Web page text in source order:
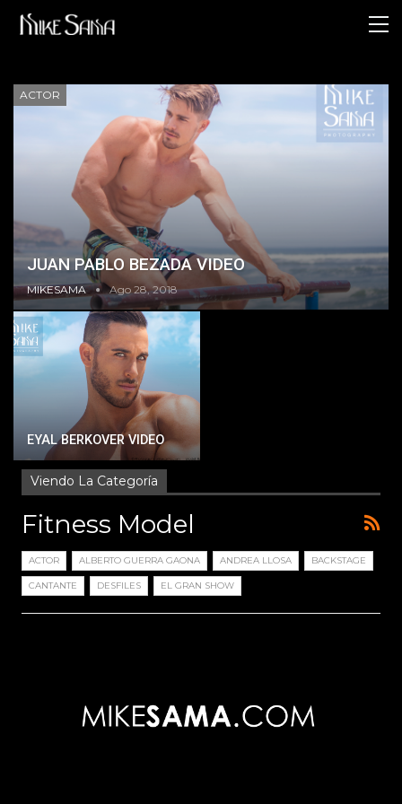
ACTOR
JUAN PABLO BEZADA VIDEO
MIKESAMA Ago 28, 2018
EYAL BERKOVER VIDEO
Viendo La Categoría
Fitness Model
ACTOR ALBERTO GUERRA GAONA ANDREA LLOSA BACKSTAGE
CANTANTE DESFILES EL GRAN SHOW